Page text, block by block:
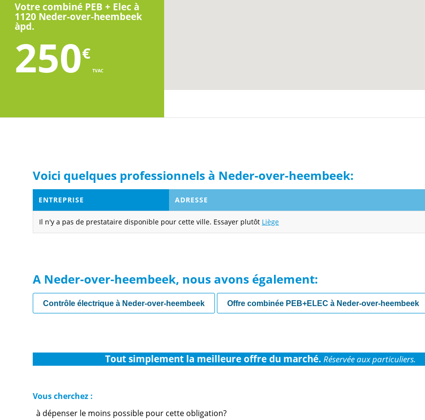
Votre combiné PEB + Elec à
1120 Neder-over-heembeek
àpd.
250€
TVAC
Voici quelques professionnels à Neder-over-heembeek:
ENTREPRISE ADRESSE
Il n'y a pas de prestataire disponible pour cette ville. Essayer plutôt Liège
A Neder-over-heembeek, nous avons également:
Contrôle électrique à Neder-over-heembeek Offre combinée PEB+ELEC à Neder-over-heembeek
Tout simplement la meilleure offre du marché. Réservée aux particuliers.
Vous cherchez :
à dépenser le moins possible pour cette obligation?